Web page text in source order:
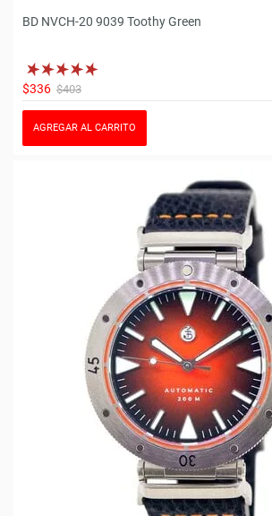
BD NVCH-20 9039 Toothy Green
$336 $403
AGREGAR AL CARRITO